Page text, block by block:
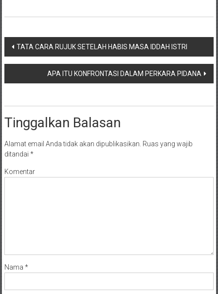
Sulawesi,
Barat/
Timur/
Kalimantan
Selatan/
Navigasi
pos
TATA CARA RUJUK SETELAH HABIS MASA IDDAH ISTRI
APA ITU KONFRONTASI DALAM PERKARA PIDANA
Tinggalkan Balasan
Alamat email Anda tidak akan dipublikasikan. Ruas yang wajib
ditandai *
Komentar
Nama *